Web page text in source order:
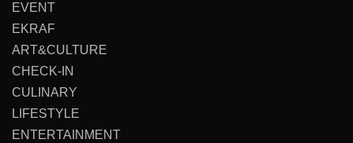
EVENT
EKRAF
ART&CULTURE
CHECK-IN
CULINARY
LIFESTYLE
ENTERTAINMENT